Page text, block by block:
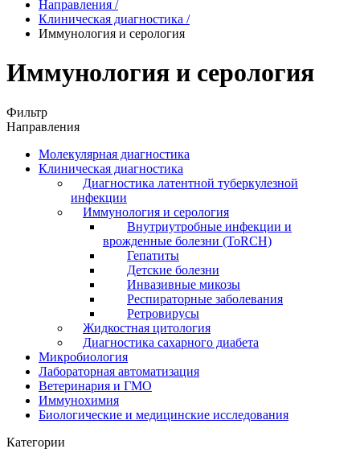
Направления /
Клиническая диагностика /
Иммунология и серология
Иммунология и серология
Фильтр
Направления
Молекулярная диагностика
Клиническая диагностика
Диагностика латентной туберкулезной
инфекции
Иммунология и серология
Внутриутробные инфекции и
врожденные болезни (ToRCH)
Гепатиты
Детские болезни
Инвазивные микозы
Респираторные заболевания
Ретровирусы
Жидкостная цитология
Диагностика сахарного диабета
Микробиология
Лабораторная автоматизация
Ветеринария и ГМО
Иммунохимия
Биологические и медицинские исследования
Категории